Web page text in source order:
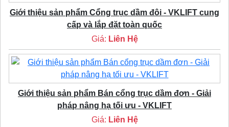
Giới thiệu sản phẩm Cổng trục dầm đôi - VKLIFT cung
cấp và lắp đặt toàn quốc
Giá: Liên Hệ
Giới thiệu sản phẩm Bán cổng trục dầm đơn - Giải
pháp nâng hạ tối ưu - VKLIFT
Giá: Liên Hệ